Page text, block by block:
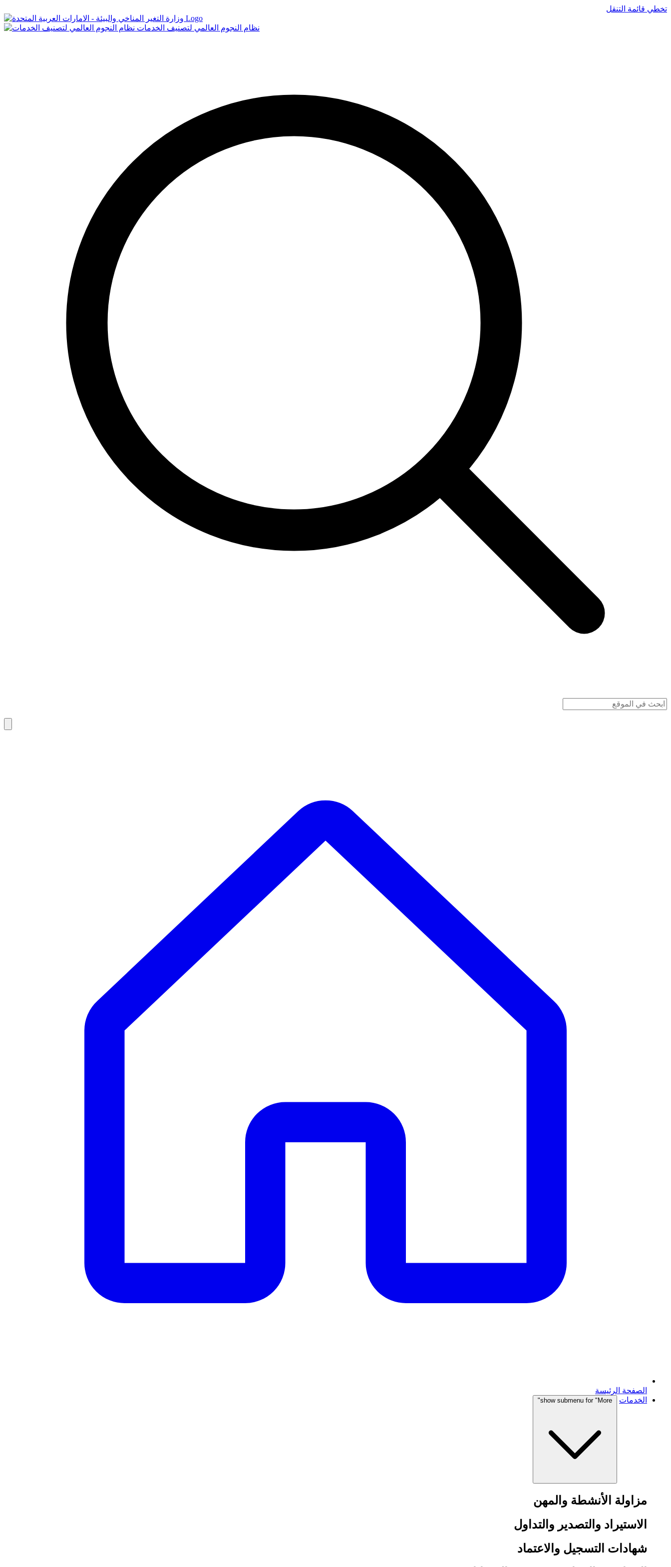
تخطي قائمة التنقل
Logo
نظام النجوم العالمي لتصنيف الخدمات
الصفحة الرئيسة
الخدمات
show submenu for "More"
مزاولة الأنشطة والمهن
الاستيراد والتصدير والتداول
شهادات التسجيل والاعتماد